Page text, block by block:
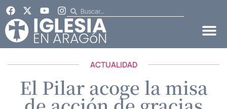
ACTUALIDAD
El Pilar acoge la misa